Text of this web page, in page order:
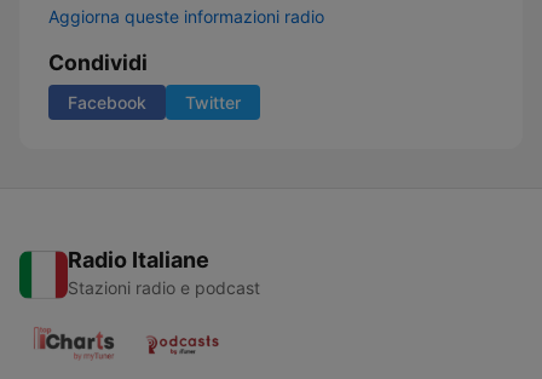
Aggiorna queste informazioni radio
Condividi
Facebook Twitter
Radio Italiane
Stazioni radio e podcast